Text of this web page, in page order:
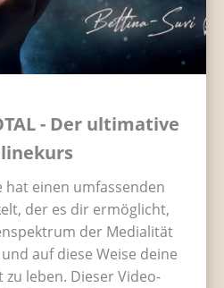
- Der ultimative
hat einen umfassenden
der es dir ermöglicht,
der Medialität
auf diese Weise deine
leben. Dieser Video-